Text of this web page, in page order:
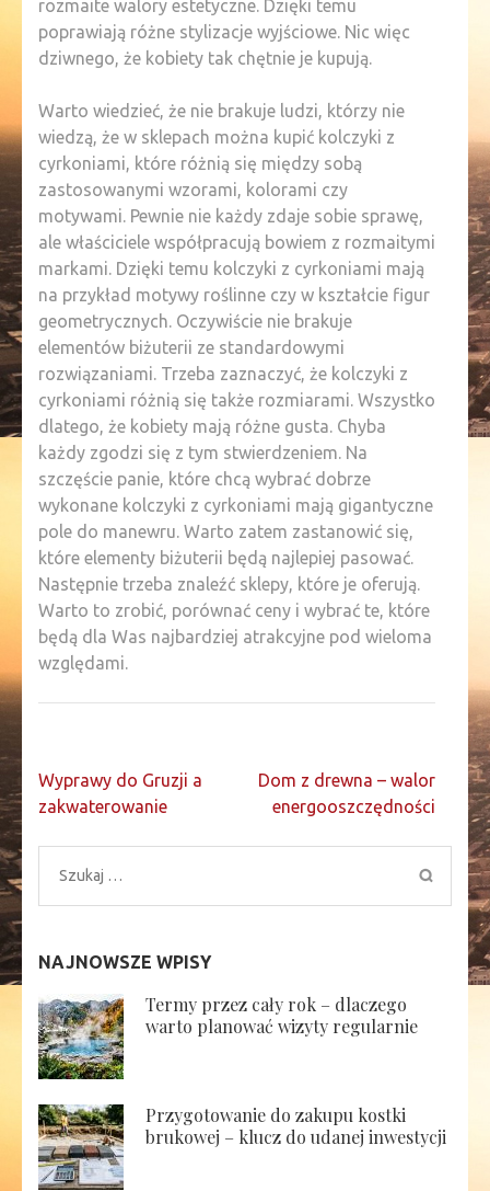
rozmaite walory estetyczne. Dzięki temu
poprawiają różne stylizacje wyjściowe. Nic więc
dziwnego, że kobiety tak chętnie je kupują.
Warto wiedzieć, że nie brakuje ludzi, którzy nie
wiedzą, że w sklepach można kupić kolczyki z
cyrkoniami, które różnią się między sobą
zastosowanymi wzorami, kolorami czy
motywami. Pewnie nie każdy zdaje sobie sprawę,
ale właściciele współpracują bowiem z rozmaitymi
markami. Dzięki temu kolczyki z cyrkoniami mają
na przykład motywy roślinne czy w kształcie figur
geometrycznych. Oczywiście nie brakuje
elementów biżuterii ze standardowymi
rozwiązaniami. Trzeba zaznaczyć, że kolczyki z
cyrkoniami różnią się także rozmiarami. Wszystko
dlatego, że kobiety mają różne gusta. Chyba
każdy zgodzi się z tym stwierdzeniem. Na
szczęście panie, które chcą wybrać dobrze
wykonane kolczyki z cyrkoniami mają gigantyczne
pole do manewru. Warto zatem zastanowić się,
które elementy biżuterii będą najlepiej pasować.
Następnie trzeba znaleźć sklepy, które je oferują.
Warto to zrobić, porównać ceny i wybrać te, które
będą dla Was najbardziej atrakcyjne pod wieloma
względami.
Nawigacja
wpisu
Wyprawy do Gruzji a
zakwaterowanie
Dom z drewna – walor
energooszczędności
Szukaj:
NAJNOWSZE WPISY
Termy przez cały rok – dlaczego
warto planować wizyty regularnie
Przygotowanie do zakupu kostki
brukowej – klucz do udanej inwestycji